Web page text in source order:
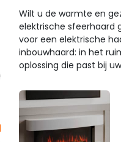
Wilt u de warmte en
elektrische sfeerhaard
voor een elektrische
inbouwhaard: in het
oplossing die past bij